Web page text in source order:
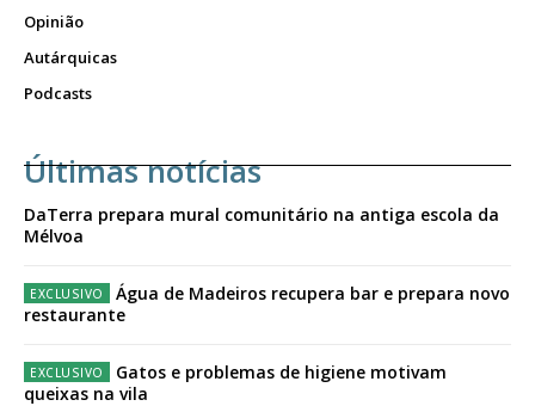
Opinião
Autárquicas
Podcasts
Últimas notícias
DaTerra prepara mural comunitário na antiga escola da
Mélvoa
Água de Madeiros recupera bar e prepara novo
restaurante
Gatos e problemas de higiene motivam
queixas na vila